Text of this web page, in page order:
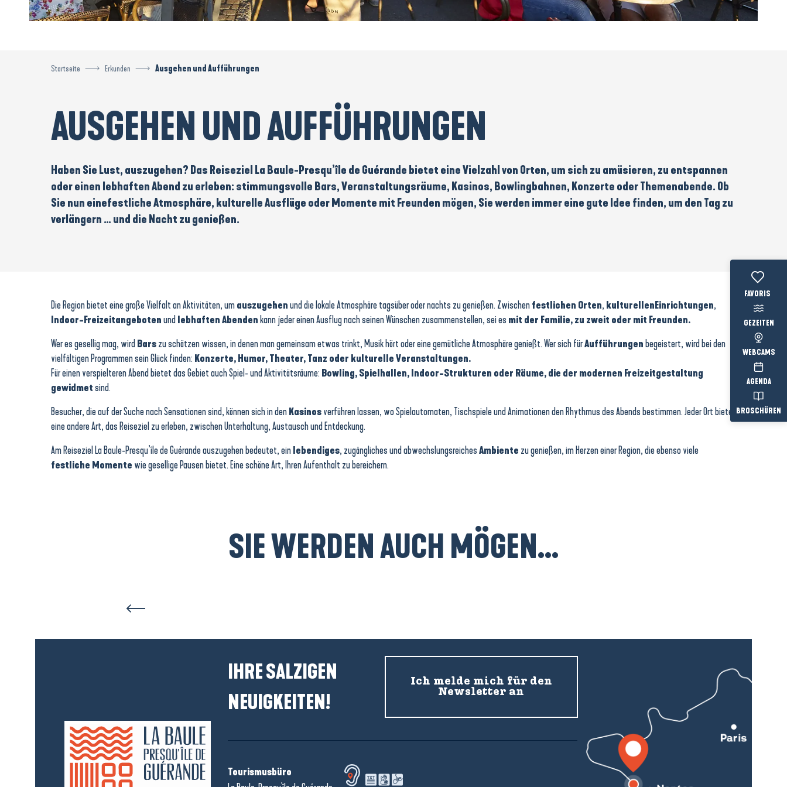
Voir les
GEZEITEN
WEBCAMS
AGENDA
BROSCHÜREN
Startseite Erkunden Ausgehen und Aufführungen
AUSGEHEN UND AUFFÜHRUNGEN
Haben Sie Lust, auszugehen? Das Reiseziel La Baule-Presqu’île de Guérande bietet eine Vielzahl von Orten, um sich zu amüsieren, zu entspannen
oder einen lebhaften Abend zu erleben: stimmungsvolle Bars,Veranstaltungsräume, Kasinos, Bowlingbahnen, Konzerte oderThemenabende. Ob
Sie nun einefestliche Atmosphäre, kulturelle Ausflüge oderMomente mit Freunden mögen, Sie werden immer eine gute Idee finden, um den Tag zu
verlängern … und die Nacht zu genießen.
Hippodrome de Pornichet
Palais des congrès et des festivals La Baule Atlantia
UP 2 PLAY - Votre terrain de jeux
Damraz - Brasserie artisanale
Athanor Centre Culturel Espace Michel Rabreau
Die Region bietet eine große Vielfalt an Aktivitäten, umauszugehenund die lokale Atmosphäre tagsüber oder nachts zu genießen. Zwischenfestlichen Orten, kulturellenEinrichtungen,
Indoor-Freizeitangebotenund lebhaften Abenden kann jeder einen Ausflug nach seinen Wünschen zusammenstellen, sei es mit der Familie, zu zweit oder mit Freunden.
Wer es gesellig mag, wird Barszu schätzen wissen, in denen man gemeinsam etwas trinkt, Musik hört oder eine gemütliche Atmosphäre genießt. Wer sich fürAufführungen begeistert, wird bei den
vielfältigen Programmen sein Glück finden: Konzerte, Humor, Theater, Tanz oder kulturelle Veranstaltungen.
Für einen verspielteren Abend bietet das Gebiet auch Spiel- und Aktivitätsräume: Bowling, Spielhallen, Indoor-Strukturen oder Räume, die der modernen Freizeitgestaltung
gewidmetsind.
Besucher, die auf der Suche nach Sensationen sind, können sich in denKasinosverführen lassen, wo Spielautomaten, Tischspiele und Animationen den Rhythmus des Abends bestimmen. Jeder Ort bietet
eine andere Art, das Reiseziel zu erleben, zwischen Unterhaltung, Austausch und Entdeckung.
Am Reiseziel La Baule-Presqu’île de Guérande auszugehen bedeutet, einlebendiges, zugängliches und abwechslungsreichesAmbiente zu genießen, im Herzen einer Region, die ebenso viele
festliche Momente wie gesellige Pausen bietet. Eine schöne Art, Ihren Aufenthalt zu bereichern.
SIE WERDEN AUCH MÖGEN...
IHRE SALZIGEN
NEUIGKEITEN!
Ich melde mich für den
Newsletter an
Tourismusbüro